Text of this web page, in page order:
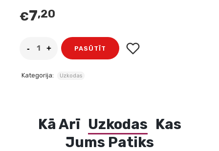
€7,20
PASŪTĪT
Kategorija: Uzkodas
Kā Arī Uzkodas Kas
Jums Patiks